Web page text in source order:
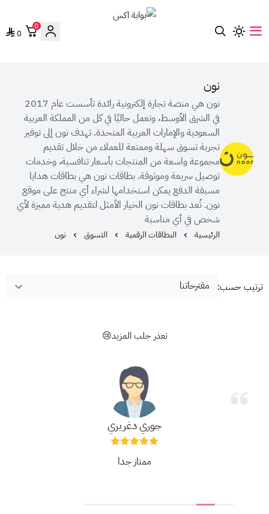
0
0
نون
نون هي منصة تجارة إلكترونية رائدة تأسست عام 2017
في الشرق الأوسط، وتعمل حاليًا في كل من المملكة العربية
السعودية والإمارات العربية المتحدة. تهدف نون إلى توفير
تجربة تسوق سهلة وممتعة للعملاء من خلال تقديم
مجموعة واسعة من المنتجات بأسعار تنافسية، وخدمات
توصيل سريعة وموثوقة. بطاقات نون هي بطاقات هدايا
مسبقة الدفع يمكن استخدامها لشراء أي منتج على موقع
نون. تُعد بطاقات نون الخيار الأمثل لتقديم هدية مميزة لأي
شخص في أي مناسبة
الرئيسية البطاقات الرقمية التسوق نون
ترتيب حسب:
تعذر جلب المزيد😢
جوري دغريري
ممتاز جدا